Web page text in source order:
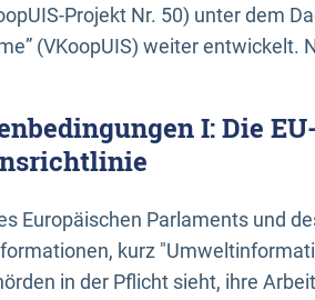
Projekt Nr. 50) unter dem
(VKoopUIS) weiter entwickelt.
I: Die
Europäischen Parlaments und
kurz
in der Pflicht sieht, ihre